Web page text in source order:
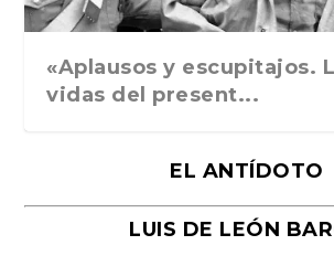
«Aplausos y escupitajos.
vidas del present...
EL ANTÍDOTO
LUIS DE LEÓN